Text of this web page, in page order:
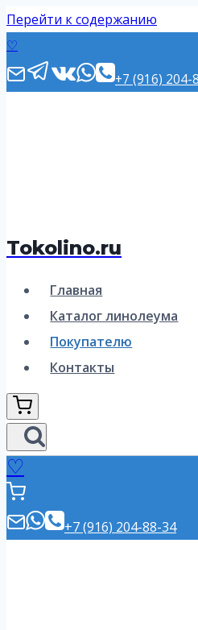
Перейти к содержанию
♡
+7 (916) 204-
Tokolino.ru
Главная
Каталог линолеума
Покупателю
Контакты
♡
+7 (916) 204-88-34